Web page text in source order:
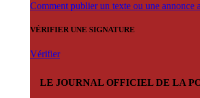
Comment publier un texte ou une annonce
VÉRIFIER UNE SIGNATURE
Vérifier
LE JOURNAL OFFICIEL DE LA